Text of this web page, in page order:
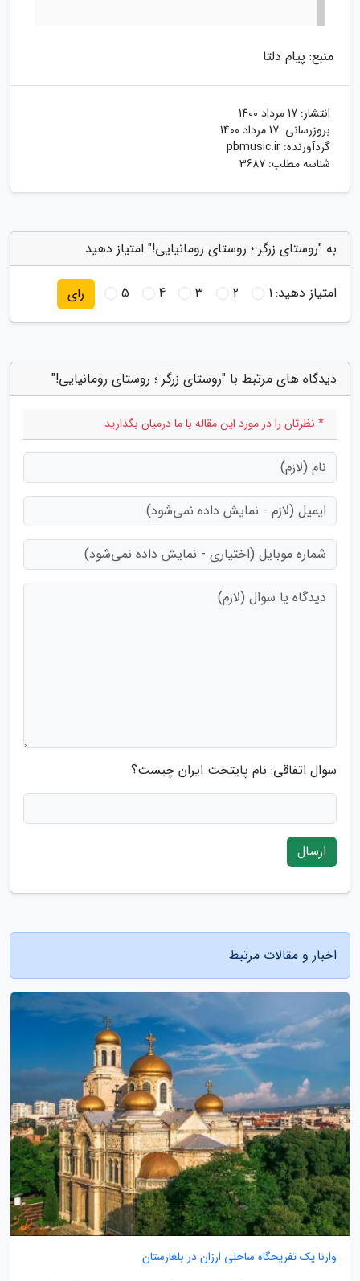
منبع: پیام دلتا
انتشار: 17 مرداد 1400
بروزرسانی: 17 مرداد 1400
گردآورنده: pbmusic.ir
شناسه مطلب: 3687
به "روستای زرگر ؛ روستای رومانیایی!" امتیاز دهید
امتیاز دهید:1
2
3
4
5 رای
دیدگاه های مرتبط با "روستای زرگر ؛ روستای رومانیایی!"
* نظرتان را در مورد این مقاله با ما درمیان بگذارید
سوال اتفاقی: نام پایتخت ایران چیست؟
ارسال
اخبار و مقالات مرتبط
وارنا یک تفریحگاه ساحلی ارزان در بلغارستان